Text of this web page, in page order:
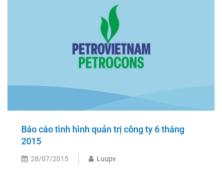
Báo cáo tình hình quản trị công ty 6 tháng
2015
28/07/2015 Luupv